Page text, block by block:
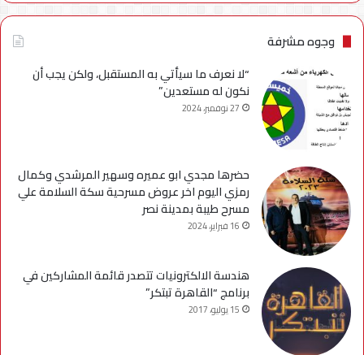
وجوه مشرفة
“لا نعرف ما سيأتي به المستقبل، ولكن يجب أن
نكون له مستعدين”
27 نوفمبر، 2024
حضرها مجدي ابو عميره وسهير المرشدي وكمال
رمزي اليوم اخر عروض مسرحية سكة السلامة علي
مسرح طيبة بمدينة نصر
16 فبراير، 2024
هندسة الالكترونيات تتصدر قائمة المشاركين في
برنامج “القاهرة تبتكر”
15 يوليو، 2017